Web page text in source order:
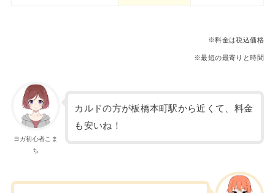
※料金は税込価格
※最短の最寄りと時間
ヨガ初心者こま
ち
カルドの方が板橋本町駅から近くて、料金
も安いね！